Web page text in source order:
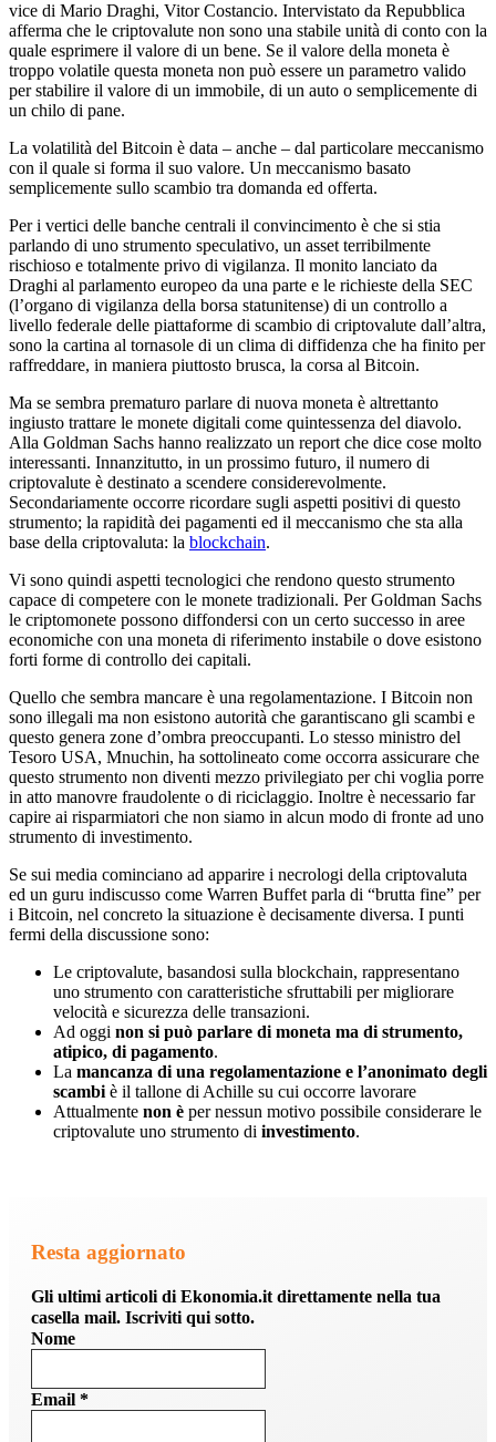
vice di Mario Draghi, Vitor Costancio. Intervistato da Repubblica
afferma che le criptovalute non sono una stabile unità di conto con la
quale esprimere il valore di un bene. Se il valore della moneta è
troppo volatile questa moneta non può essere un parametro valido
per stabilire il valore di un immobile, di un auto o semplicemente di
un chilo di pane.
La volatilità del Bitcoin è data – anche – dal particolare meccanismo
con il quale si forma il suo valore. Un meccanismo basato
semplicemente sullo scambio tra domanda ed offerta.
Per i vertici delle banche centrali il convincimento è che si stia
parlando di uno strumento speculativo, un asset terribilmente
rischioso e totalmente privo di vigilanza. Il monito lanciato da
Draghi al parlamento europeo da una parte e le richieste della SEC
(l’organo di vigilanza della borsa statunitense) di un controllo a
livello federale delle piattaforme di scambio di criptovalute dall’altra,
sono la cartina al tornasole di un clima di diffidenza che ha finito per
raffreddare, in maniera piuttosto brusca, la corsa al Bitcoin.
Ma se sembra prematuro parlare di nuova moneta è altrettanto
ingiusto trattare le monete digitali come quintessenza del diavolo.
Alla Goldman Sachs hanno realizzato un report che dice cose molto
interessanti. Innanzitutto, in un prossimo futuro, il numero di
criptovalute è destinato a scendere considerevolmente.
Secondariamente occorre ricordare sugli aspetti positivi di questo
strumento; la rapidità dei pagamenti ed il meccanismo che sta alla
base della criptovaluta: la blockchain.
Vi sono quindi aspetti tecnologici che rendono questo strumento
capace di competere con le monete tradizionali. Per Goldman Sachs
le criptomonete possono diffondersi con un certo successo in aree
economiche con una moneta di riferimento instabile o dove esistono
forti forme di controllo dei capitali.
Quello che sembra mancare è una regolamentazione. I Bitcoin non
sono illegali ma non esistono autorità che garantiscano gli scambi e
questo genera zone d’ombra preoccupanti. Lo stesso ministro del
Tesoro USA, Mnuchin, ha sottolineato come occorra assicurare che
questo strumento non diventi mezzo privilegiato per chi voglia porre
in atto manovre fraudolente o di riciclaggio. Inoltre è necessario far
capire ai risparmiatori che non siamo in alcun modo di fronte ad uno
strumento di investimento.
Se sui media cominciano ad apparire i necrologi della criptovaluta
ed un guru indiscusso come Warren Buffet parla di “brutta fine” per
i Bitcoin, nel concreto la situazione è decisamente diversa. I punti
fermi della discussione sono:
Le criptovalute, basandosi sulla blockchain, rappresentano
uno strumento con caratteristiche sfruttabili per migliorare
velocità e sicurezza delle transazioni.
Ad oggi non si può parlare di moneta ma di strumento,
atipico, di pagamento.
La mancanza di una regolamentazione e l’anonimato degli
scambi è il tallone di Achille su cui occorre lavorare
Attualmente non è per nessun motivo possibile considerare le
criptovalute uno strumento di investimento.
Resta aggiornato
Gli ultimi articoli di Ekonomia.it direttamente nella tua
casella mail. Iscriviti qui sotto.
Nome
Email *